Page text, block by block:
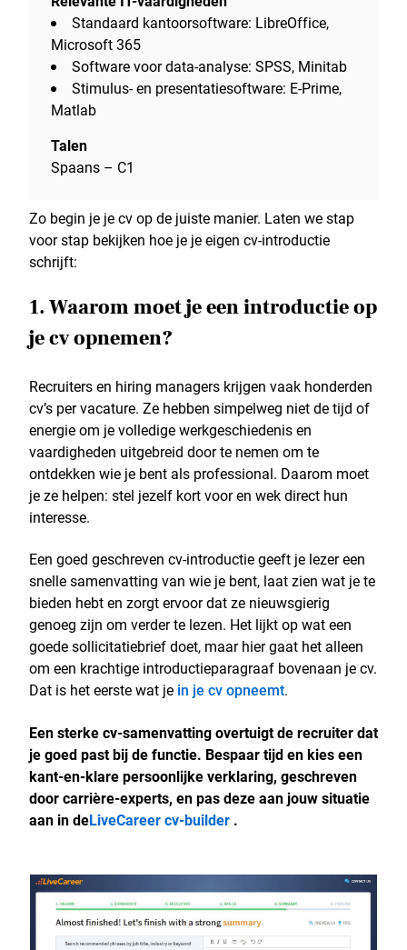
Standaard kantoorsoftware: LibreOffice,
Microsoft 365
Software voor data-analyse: SPSS, Minitab
Stimulus- en presentatiesoftware: E-Prime,
Matlab
Talen
Spaans – C1
Zo begin je je cv op de juiste manier. Laten we stap
voor stap bekijken hoe je je eigen cv-introductie
schrijft:
1. Waarom moet je een introductie op
je cv opnemen?
Recruiters en hiring managers krijgen vaak honderden
cv’s per vacature. Ze hebben simpelweg niet de tijd of
energie om je volledige werkgeschiedenis en
vaardigheden uitgebreid door te nemen om te
ontdekken wie je bent als professional. Daarom moet
je ze helpen: stel jezelf kort voor en wek direct hun
interesse.
Een goed geschreven cv-introductie geeft je lezer een
snelle samenvatting van wie je bent, laat zien wat je te
bieden hebt en zorgt ervoor dat ze nieuwsgierig
genoeg zijn om verder te lezen. Het lijkt op wat een
goede sollicitatiebrief doet, maar hier gaat het alleen
om een krachtige introductieparagraaf bovenaan je cv.
Dat is het eerste wat je in je cv opneemt.
Een sterke cv-samenvatting overtuigt de recruiter dat
je goed past bij de functie. Bespaar tijd en kies een
kant-en-klare persoonlijke verklaring, geschreven
door carrière-experts, en pas deze aan jouw situatie
aan in deLiveCareer cv-builder .